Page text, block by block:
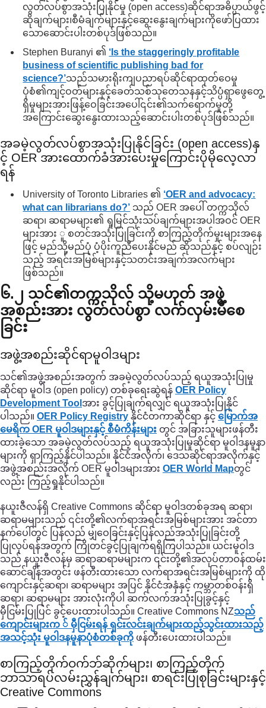
လွတ်လပ်စွာအသုံးပြုနိုင်မှု (open access)ဆိုင်ရာအဓိပ္ပာယ်ဖွင့်
ဆိုချက်များ၊စီမံချက်များနှင့်ဆွေးနွေးချက်များကိုဖော်ပြထား
သောဆောင်းပါးတစ်ပုဒ်ဖြစ်သည်။
Stephen Buranyi ၏ ‘Is the staggeringly profitable
business of scientific publishing bad for
science?’သည်သမားရိုးကျပညာရပ်ဆိုင်ရာထုတ်ဝေမှု
ပုံစံ၏ကျင့်ဝတ်များနှင့်ခေတ်သစ်သုတေသနနှင့်သိပ္ပံရှာဖွေတွေ့
ရှိမှုများအားဖြန့်ဝေခြင်းအပေါ်၎င်း၏သက်ရောက်မှုတို့
အကြောင်းဆွေးနွေးထားသည့်ဆောင်းပါးတစ်ပုဒ်ဖြစ်သည်။
အခမဲ့လွတ်လပ်စွာအသုံးပြုနိုင်ခြင်း (open access)နှ
င့် OER အားထောက်ခံအားပေးမှုကြောင်းပိုမိုလေ့လာ
ရန်
University of Toronto Libraries ၏ ‘OER and advocacy:
what can librarians do?’ သည် OER အပေါ် တက္ကသိုလ်
ဆရာ၊ ဆရာမများ၏ ရှုမြင်သုံးသပ်ချက်များအပါအဝင် OER
များအား ူ စတင်အသုံးပြုခြင်းကို စာကြည့်တိုက်မှုးများအနေ
ဖြင့် မည်သို့မည်ပုံ ပံ့ပိုးကူညီပေးနိုင်မည် ဆိုသည်နှင့် စပ်လျဉ်း
သည့် အရင်းအမြစ်များနှင့်သတင်းအချက်အလက်များ
ဖြစ်သည်။
၆.၂ သင်၏တက္ကသိုလ် သို့မဟုတ် အဖွဲ့
အစည်းအား လွတ်လပ်စွာ လက်လှမ်းမီစေ
ခြင်း
အဖွဲ့အစည်းဆိုင်ရာမူဝါဒများ
သင်၏အဖွဲ့အစည်းအတွက် အခမဲ့လွတ်လပ်သည့် ရယူအသုံးပြုမှု
ဆိုင်ရာ မူဝါဒ (open policy) တစ်ခုရေးဆွဲရန် OER Policy
Development Tool အား ခွင့်ပြုချက်ရလျှင် ရယူအသုံးပြုနိုင်
ပါသည်။ OER Policy Registry နိုင်ငံတကာဆိုင်ရာ နှင့် မြောက်အ
မေရိက OER မူဝါဒများနှင့် စီမံကိန်းများ တွင် အခြားသူများဖန်တီး
ထားခဲ့သော အခမဲ့လွတ်လပ်သည့် ရယူအသုံးပြုမှုဆိုင်ရာ မူဝါဒနမူနာ
များကို ရှာကြည့်နိုင်ပါသည်။ နိုင်ငံအလိုက်၊ ဒေသဆိုင်ရာအလိုက်နှင့်
အဖွဲ့အစည်းအလိုက် OER မူဝါဒများအား OER World Mapတွင်
လည်း ကြည့်ရှုနိုင်ပါသည်။
နယူးဇီလန်ရှိ Creative Commons ဆိုင်ရာ မူဝါဒတစ်ခုအရ ဆရာ၊
ဆရာမများသည် ၎င်းတို့၏လက်ရာအရင်းအမြစ်များအား အင်တာ
နက်ပေါ်တွင် ပြန်လည် မျှဝေခြင်းနှင့်ပြန်လည်အသုံးပြုခြင်းတို့
ပြုလုပ်ရန်အတွက် ကြိုတင်ခွင့်ပြုချက်ရရှိကြပါသည်။ ယင်းမူဝါဒ
သည် နယူးဇီလန်မှ ဆရာဆရာမများက ၎င်းတို့၏အလုပ်တာဝန်ထမ်း
ဆောင်ချိန်အတွင်း ဖန်တီးထားသော လက်ရာအရင်းအမြစ်များကို ထို
ကျောင်းနှင့်ဆရာ၊ ဆရာမများ အပြင် နိုင်ငံအနှံနှင့် ကမ္ဘာတစ်ဝန်းရှိ
ဆရာ၊ ဆရာမများ အားလုံးကိုပါ ဆက်လက်အသုံးပြုခွင့်နှင့်
မှီငြမ်းပြုပြင် ခွင့်ပေးထားပါသည်။ Creative Commons NZသည်
ကျောင်းများက ် မှီငြမ်းရန် ရှင်းလင်းချက်များထည့်သွင်းထားသည့်
အသင့်သုံး မူဝါဒနမူနာပုံစံတစ်ခုကို ဖန်တီးပေးထားပါသည်။
စာကြည့်တိုက်ဝက်ဘ်ဆိုက်များ၊ စာကြည့်တိုက်
ဘာသာရပ်လမ်းညွှန်ချက်များ၊ စာရင်းပြုစုခြင်းများနှင့်
Creative Commons